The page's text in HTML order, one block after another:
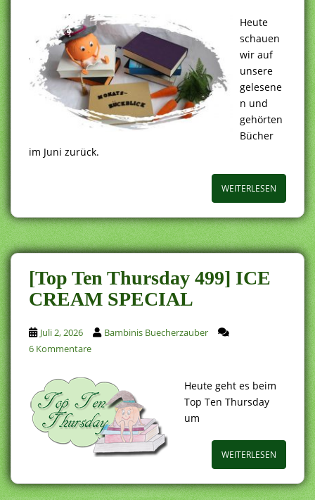
Heute
schauen
wir auf
unsere
gelesene
n und
gehörten
Bücher
im Juni zurück.
WEITERLESEN
[Top Ten Thursday 499] ICE
CREAM SPECIAL
Juli 2, 2026
Bambinis Buecherzauber
6 Kommentare
Heute geht es beim
Top Ten Thursday
um
WEITERLESEN